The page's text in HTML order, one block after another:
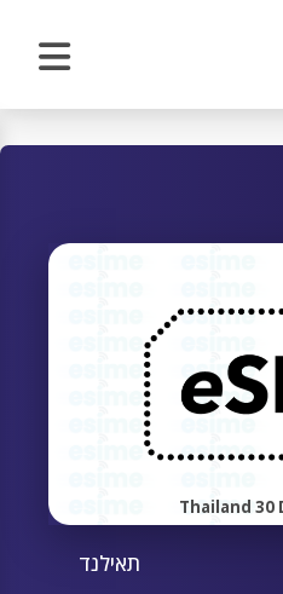
Thailand 30
תאילנד